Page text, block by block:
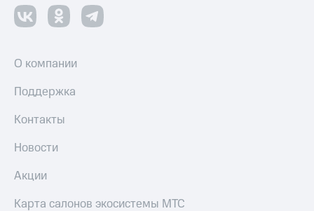
О компании
Поддержка
Контакты
Новости
Акции
Карта салонов экосистемы МТС